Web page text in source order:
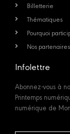
Billetterie
Thématiques
Pourquoi
Nos partenaires
Infolettre
Abonnez-vous à
Printemps
numérique de